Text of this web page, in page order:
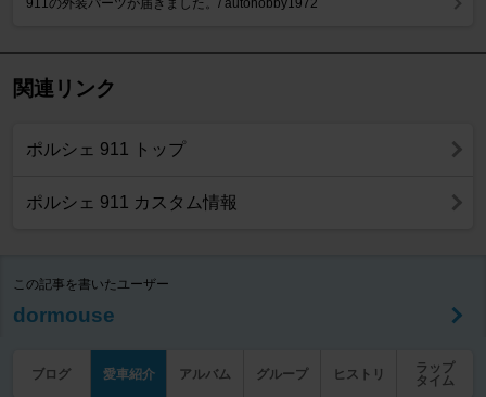
911の外装パーツが届きました。/ autohobby1972
関連リンク
ポルシェ 911 トップ
ポルシェ 911 カスタム情報
この記事を書いたユーザー
dormouse
ブログ 愛車紹介 アルバム グループ ヒストリ
ラップ
タイム